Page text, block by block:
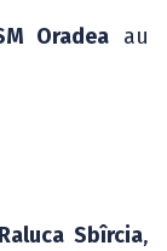
Oradea au
Raluca Sbîrcia,